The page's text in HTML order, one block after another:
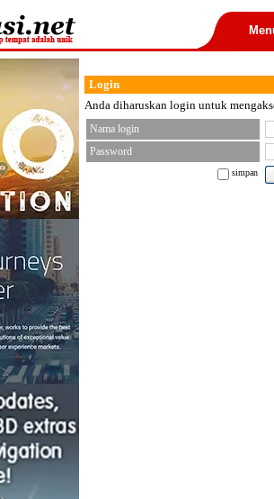
Login
Anda diharuskan login untuk
Nama login
Password
simpan